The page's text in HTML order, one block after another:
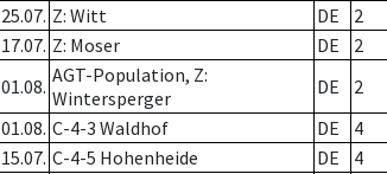
25.07. Z: Witt DE 2
17.07. Z: Moser DE 2
01.08. AGT-Population, Z:
Wintersperger
DE 2
01.08. C-4-3 Waldhof DE 4
15.07. C-4-5 Hohenheide DE 4